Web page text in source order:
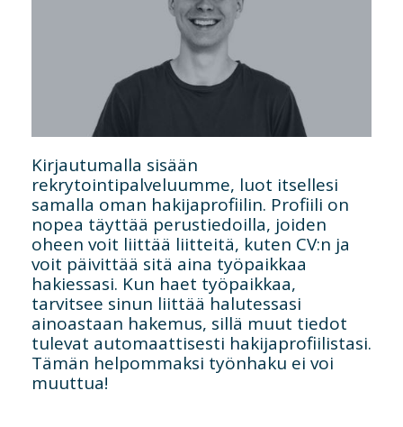
Kirjautumalla sisään
rekrytointipalveluumme, luot itsellesi
samalla oman hakijaprofiilin. Profiili on
nopea täyttää perustiedoilla, joiden
oheen voit liittää liitteitä, kuten CV:n ja
voit päivittää sitä aina työpaikkaa
hakiessasi. Kun haet työpaikkaa,
tarvitsee sinun liittää halutessasi
ainoastaan hakemus, sillä muut tiedot
tulevat automaattisesti hakijaprofiilistasi.
Tämän helpommaksi työnhaku ei voi
muuttua!